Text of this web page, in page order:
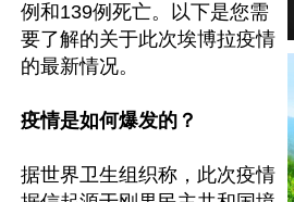
例和139例死亡。以下是您需
要了解的关于此次埃博拉疫情
的最新情况。
疫情是如何爆发的？
据世界卫生组织称，此次疫情